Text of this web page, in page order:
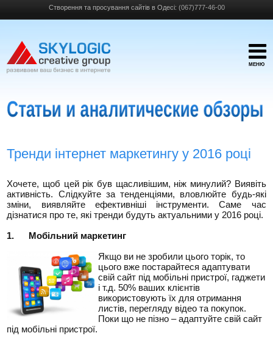
Створення та просування сайтів в Одесі: (067)777-46-00
МЕНЮ
Тренди інтернет маркетингу у 2016 році
Хочете, щоб цей рік був щасливішим, ніж минулий? Виявіть
активність. Слідкуйте за тенденціями, вловлюйте будь-які
зміни, виявляйте ефективніші інструменти. Саме час
дізнатися про те, які тренди будуть актуальними у 2016 році.
1. Мобільний маркетинг
Якщо ви не зробили цього торік, то
цього вже постарайтеся адаптувати
свій сайт під мобільні пристрої, гаджети
і т.д. 50% ваших клієнтів
використовують їх для отримання
листів, перегляду відео та покупок.
Поки що не пізно – адаптуйте свій сайт
під мобільні пристрої.